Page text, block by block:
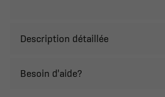
Description détaillée
Besoin d'aide?